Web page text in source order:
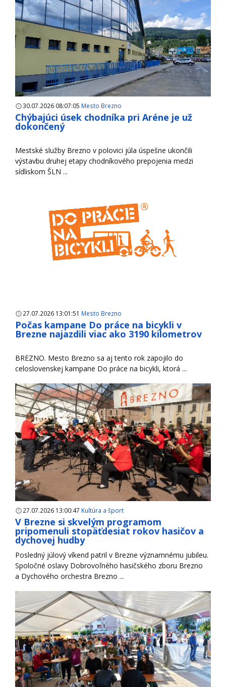
30.07.2026 08:07:05 Mesto Brezno
Chýbajúci úsek chodníka pri Aréne je už
dokončený
Mestské služby Brezno v polovici júla úspešne ukončili
výstavbu druhej etapy chodníkového prepojenia medzi
sídliskom ŠLN ...
27.07.2026 13:01:51 Mesto Brezno
Počas kampane Do práce na bicykli v
Brezne najazdili viac ako 3190 kilometrov
BREZNO. Mesto Brezno sa aj tento rok zapojilo do
celoslovenskej kampane Do práce na bicykli, ktorá ...
27.07.2026 13:00:47 Kultúra a šport
V Brezne si skvelým programom
pripomenuli stopäťdesiat rokov hasičov a
dychovej hudby
Posledný júlový víkend patril v Brezne významnému jubileu.
Spoločné oslavy Dobrovoľného hasičského zboru Brezno
a Dychového orchestra Brezno ...